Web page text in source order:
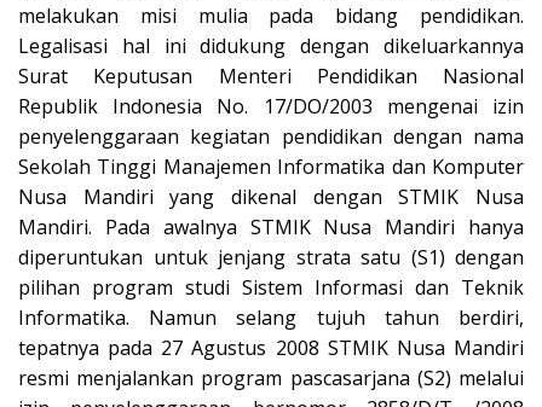
melakukan misi mulia pada bidang pendidikan.
Legalisasi hal ini didukung dengan dikeluarkannya
Surat Keputusan Menteri Pendidikan Nasional
Republik Indonesia No. 17/DO/2003 mengenai izin
penyelenggaraan kegiatan pendidikan dengan nama
Sekolah Tinggi Manajemen Informatika dan Komputer
Nusa Mandiri yang dikenal dengan STMIK Nusa
Mandiri. Pada awalnya STMIK Nusa Mandiri hanya
diperuntukan untuk jenjang strata satu (S1) dengan
pilihan program studi Sistem Informasi dan Teknik
Informatika. Namun selang tujuh tahun berdiri,
tepatnya pada 27 Agustus 2008 STMIK Nusa Mandiri
resmi menjalankan program pascasarjana (S2) melalui